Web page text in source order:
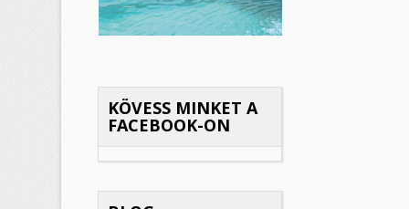
KÖVESS MINKET A
FACEBOOK-ON